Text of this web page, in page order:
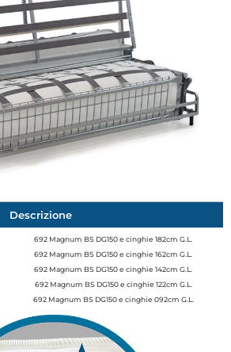
Descrizione
692 Magnum BS DG150 e cinghie 182cm G.L.
692 Magnum BS DG150 e cinghie 162cm G.L.
692 Magnum BS DG150 e cinghie 142cm G.L.
692 Magnum BS DG150 e cinghie 122cm G.L.
692 Magnum BS DG150 e cinghie 092cm G.L.